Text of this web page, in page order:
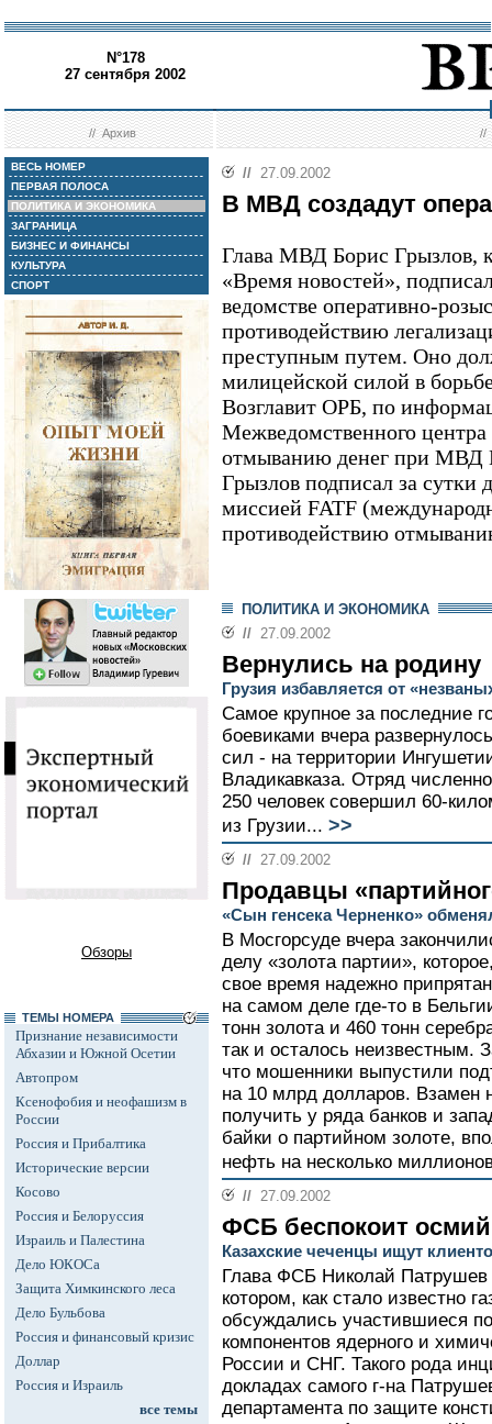
N°178
27 сентября 2002
//Архив //
ВЕСЬ НОМЕР
ПЕРВАЯ ПОЛОСА
ПОЛИТИКА И ЭКОНОМИКА
ЗАГРАНИЦА
БИЗНЕС И ФИНАНСЫ
КУЛЬТУРА
СПОРТ
Обзоры
ТЕМЫ НОМЕРА
Признание независимости
Абхазии и Южной Осетии
Автопром
Ксенофобия и неофашизм в
России
Россия и Прибалтика
Исторические версии
Косово
Россия и Белоруссия
Израиль и Палестина
Дело ЮКОСа
Защита Химкинского леса
Дело Бульбова
Россия и финансовый кризис
Доллар
Россия и Израиль
все темы
// 27.09.2002
В МВД создадут
Глава МВД Борис Грызлов,
«Время новостей»,
ведомстве оперативно-
противодействию
преступным путем. Оно
милицейской силой в
Возглавит ОРБ, по
Межведомственного
отмыванию денег при МВД
Грызлов подписал за сутки
миссией FATF
противодействию
ПОЛИТИКА И ЭКОНОМИКА
// 27.09.2002
Вернулись на родину
Грузия избавляется от
Самое крупное за последние
боевиками вчера
сил - на территории
Владикавказа. Отряд
250 человек совершил 60-
из Грузии... >>
// 27.09.2002
Продавцы
«Сын генсека Черненко»
В Мосгорсуде вчера
делу «золота партии»,
свое время надежно
на самом деле где-то в
тонн золота и 460 тонн
так и осталось неизвестным.
что мошенники выпустили
на 10 млрд долларов. Взамен
получить у ряда банков и
байки о партийном золоте,
нефть на несколько
// 27.09.2002
ФСБ беспокоит осмий
Казахские чеченцы ищут
Глава ФСБ Николай Патрушев
котором, как стало известно
обсуждались участившиеся
компонентов ядерного и
России и СНГ. Такого рода
докладах самого г-на
департамента по защите